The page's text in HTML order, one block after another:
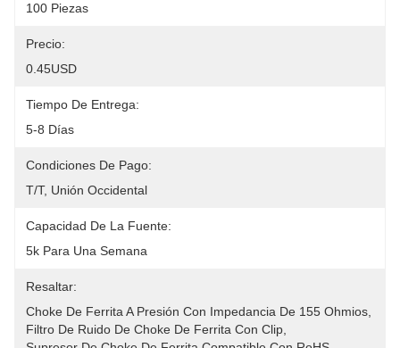
100 Piezas
Precio:
0.45USD
Tiempo De Entrega:
5-8 Días
Condiciones De Pago:
T/T, Unión Occidental
Capacidad De La Fuente:
5k Para Una Semana
Resaltar:
Choke De Ferrita A Presión Con Impedancia De 155 Ohmios
Filtro De Ruido De Choke De Ferrita Con Clip